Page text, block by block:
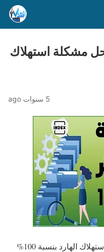
مشكلة استهلاك
5 سنوات ago
الهارد بنسبة 100%